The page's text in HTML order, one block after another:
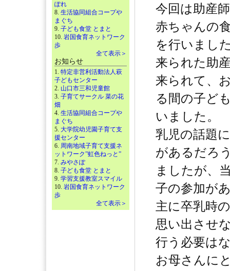
ぽれ
8. 生活協同組合コープや
まぐち
9. 子ども食堂 とまと
10. 岩国食育ネットワーク
歩
全て表示＞
お知らせ
1. 特定非営利活動法人萩
子どもセンター
2. 山口市三和児童館
3. 子育てサークル 菜の花
畑
4. 生活協同組合コープや
まぐち
5. 大学院幼児園子育て支
援センター
6. 周南地域子育て支援ネ
ットワーク”虹色ねっと”
7. みやさぽ
8. 子ども食堂 とまと
9. 学習支援教室スマイル
10. 岩国食育ネットワーク
歩
全て表示＞
今回は助産
赤ちゃんの
を行いまし
来られた助
来られて、
る間の子ど
いました。
乳児の話題
があるだろ
ましたが、
子の参加が
主に卒乳時
思い出させ
行う必要は
お母さんに